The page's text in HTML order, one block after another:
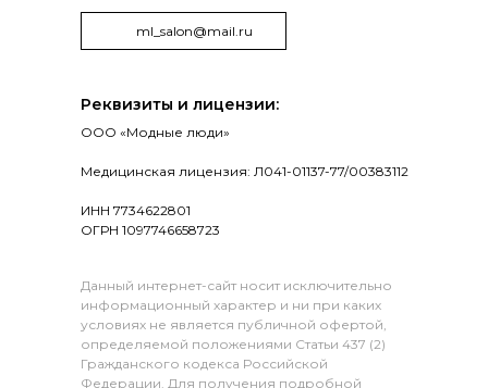
Реквизиты и лицензии:
ООО «Модные люди»
Медицинская лицензия: Л041-01137-77/00383112
ИНН 7734622801
ОГРН 1097746658723
ml_salon@mail.ru
Данный интернет-сайт носит исключительно
информационный характер и ни при каких
условиях не является публичной офертой,
определяемой положениями Статьи 437 (2)
Гражданского кодекса Российской
Федерации. Для получения подробной